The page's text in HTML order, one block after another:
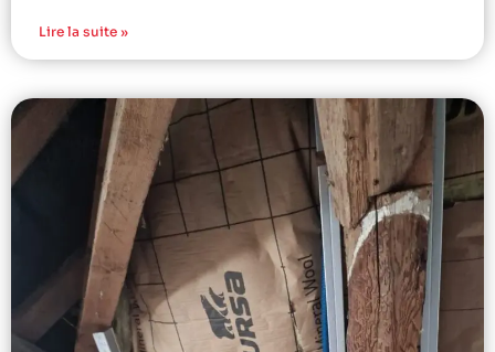
Lire la suite »